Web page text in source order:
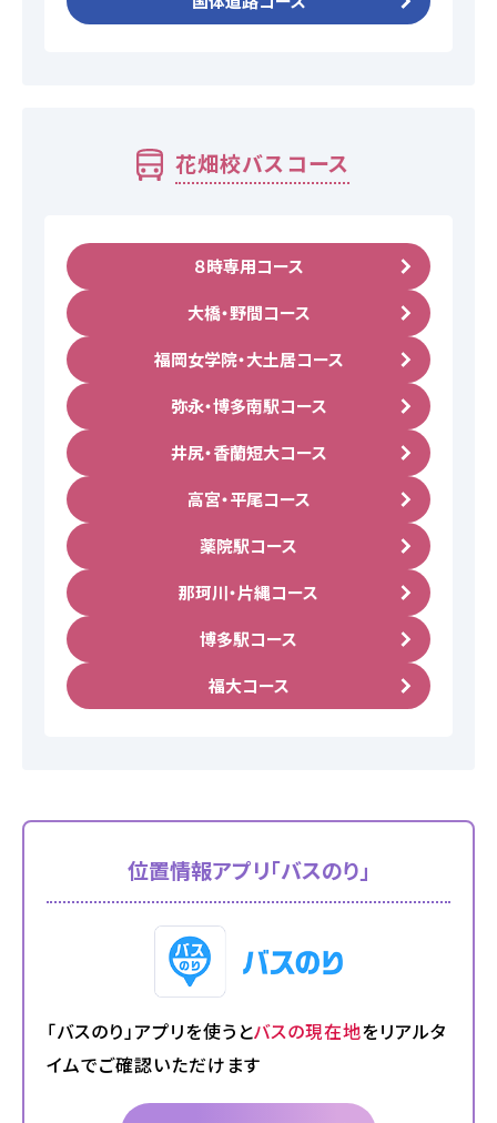
教習中の方
花畑校の方
笹丘校バスコース
花畑校バスコース
スクールバスについて
バスのり
会社概要
採用情報
お問い合わせ
プライバシーポリシー
お知らせ
お知らせ
お盆期間中も営業しております
2026.08.01 お知らせ NEW!
スキップローンで今すぐ入校、お支払いは2027
年2月からも可能です
花畑校バスコース
８時専用コース
大橋・野間コース
福岡女学院・大土居コース
弥永・博多南駅コース
井尻・香蘭短大コース
高宮・平尾コース
薬院駅コース
那珂川・片縄コース
博多駅コース
福大コース
位置情報アプリ「バスのり」
「バスのり」アプリを使うとバスの現在地をリアルタ
イムでご確認いただけます